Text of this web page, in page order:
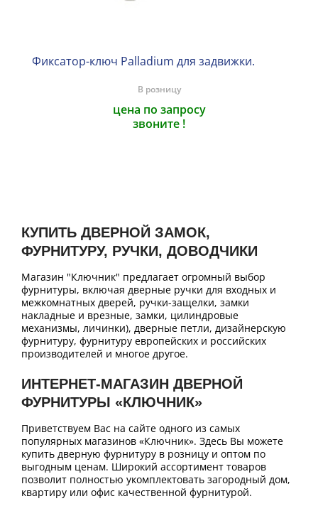
Фиксатор-ключ Palladium для задвижки.
В розницу
цена по запросу
звоните !
КУПИТЬ ДВЕРНОЙ ЗАМОК,
ФУРНИТУРУ, РУЧКИ, ДОВОДЧИКИ
Магазин "Ключник" предлагает огромный выбор
фурнитуры, включая дверные ручки для входных и
межкомнатных дверей, ручки-защелки, замки
накладные и врезные, замки, цилиндровые
механизмы, личинки), дверные петли, дизайнерскую
фурнитуру, фурнитуру европейских и российских
производителей и многое другое.
ИНТЕРНЕТ-МАГАЗИН ДВЕРНОЙ
ФУРНИТУРЫ «КЛЮЧНИК»
Приветствуем Вас на сайте одного из самых
популярных магазинов «Ключник». Здесь Вы можете
купить дверную фурнитуру в розницу и оптом по
выгодным ценам. Широкий ассортимент товаров
позволит полностью укомплектовать загородный дом,
квартиру или офис качественной фурнитурой.